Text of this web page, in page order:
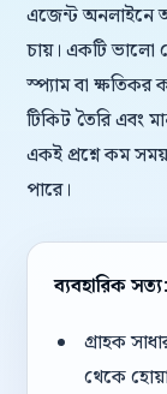
এজেন্ট অনলাইনে
চায়। একটি ভালো
স্প্যাম বা ক্ষতিকর
টিকিট তৈরি এবং
একই প্রশ্নে কম
পারে।
ব্যবহারিক সত্য:
গ্রাহক
থেকে